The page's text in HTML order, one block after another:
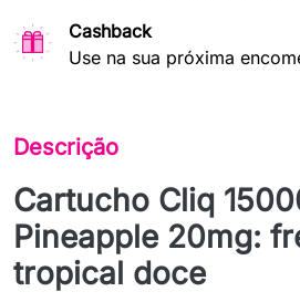
Cashback
Use na sua próxima
Descrição
Cartucho Cliq
Pineapple 20mg:
tropical doce